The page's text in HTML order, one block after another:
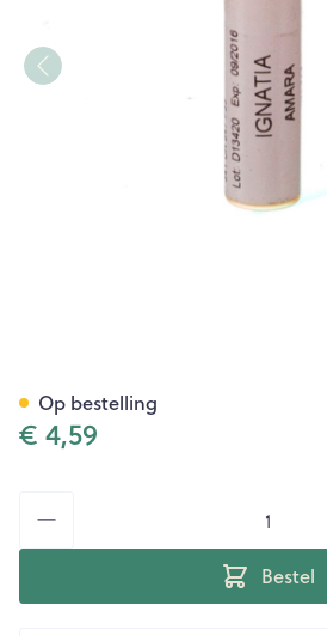
€ 4,59
Bestel
Op bestelling